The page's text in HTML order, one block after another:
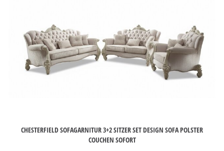
CHESTERFIELD SOFAGARNITUR 3+2 SITZER SET DESIGN SOFA POLSTER
COUCHEN SOFORT